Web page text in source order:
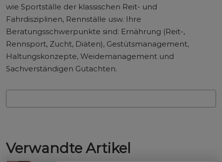
wie Sportställe der klassischen Reit- und
Fahrdisziplinen, Rennställe usw. Ihre
Beratungsschwerpunkte sind: Ernährung (Reit-,
Rennsport, Zucht, Diäten), Gestütsmanagement,
Haltungskonzepte, Weidemanagement und
Sachverständigen Gutachten.
Verwandte Artikel